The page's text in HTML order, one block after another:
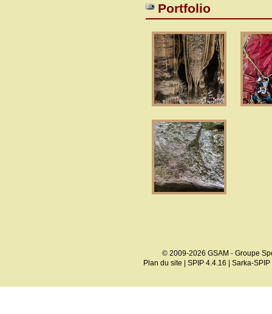
Portfolio
© 2009-2026 GSAM - Groupe
Plan du site
SPIP 4.4.16 Sarka-SPIP